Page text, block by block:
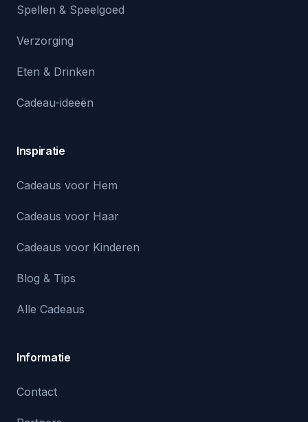
Spellen & Speelgoed
Verzorging
Eten & Drinken
Cadeau-ideeën
Inspiratie
Cadeaus voor Hem
Cadeaus voor Haar
Cadeaus voor Kinderen
Blog & Tips
Alle Cadeaus
Informatie
Contact